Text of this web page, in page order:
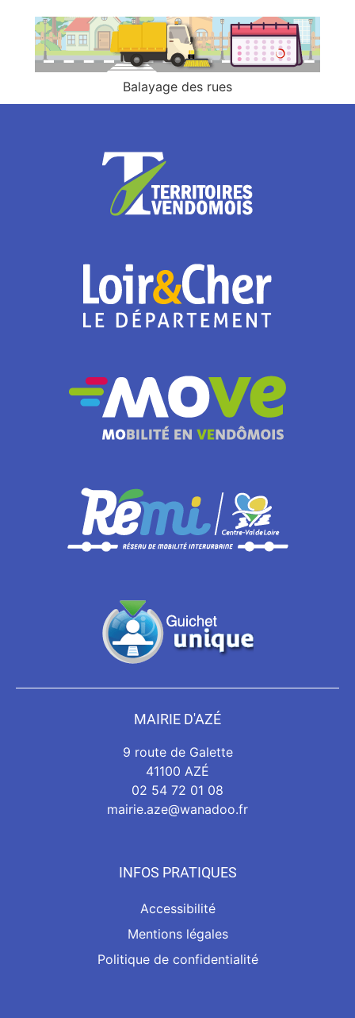
Balayage des rues
MAIRIE D'AZÉ
9 route de Galette
41100 AZÉ
02 54 72 01 08
mairie.aze@wanadoo.fr
INFOS PRATIQUES
Accessibilité
Mentions légales
Politique de confidentialité